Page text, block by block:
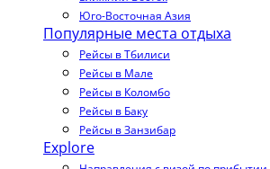
Юго-Восточная Азия
Популярные места отдыха
Рейсы в Тбилиси
Рейсы в Мале
Рейсы в Коломбо
Рейсы в Баку
Рейсы в Занзибар
Explore